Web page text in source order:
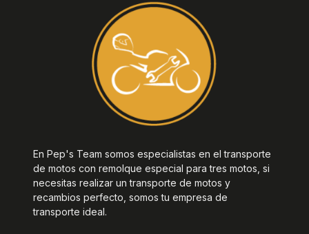
En Pep's Team somos especialistas en el transporte
de motos con remolque especial para tres motos, si
necesitas realizar un transporte de motos y
recambios perfecto, somos tu empresa de
transporte ideal.